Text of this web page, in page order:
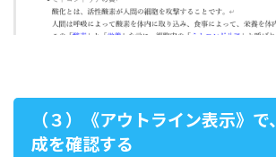
（３）《アウトライン表示》
成を確認する